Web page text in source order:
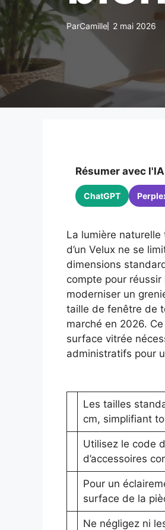
ParCamille 2 mai 2026
Résumer avec
ChatGPT
La lumière
d’un Velux ne se
dimensions
compte pour
moderniser un
taille de fenêtre de
marché en 2026.
surface vitrée
administratifs pour
Les tailles
cm, simplifiant
Utilisez le code
d’accessoires
Pour un
surface de la
Ne négligez ni